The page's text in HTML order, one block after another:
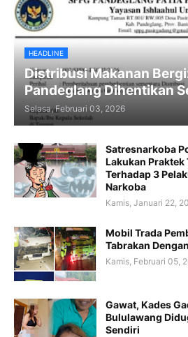
HEADLINE
Distribusi Makanan
Pandeglang Dihentikan
Selasa, Februari 03, 2026
Satresnarkoba
Lakukan Praktek
Terhadap 3
Narkoba
Kamis, Januari 22,
Mobil Trada
Tabrakan
Kamis, Februari 05,
Gawat, Kades
Bululawang
Sendiri